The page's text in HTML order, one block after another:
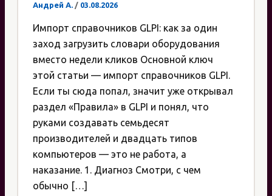
Андрей А. / 03.08.2026
Импорт справочников GLPI: как за один
заход загрузить словари оборудования
вместо недели кликов Основной ключ
этой статьи — импорт справочников GLPI.
Если ты сюда попал, значит уже открывал
раздел «Правила» в GLPI и понял, что
руками создавать семьдесят
производителей и двадцать типов
компьютеров — это не работа, а
наказание. 1. Диагноз Смотри, с чем
обычно […]